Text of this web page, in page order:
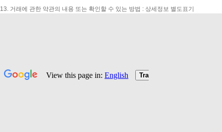
13. 거래에 관한 약관의 내용 또는 확인할 수 있는 방법 : 상세정보 별도표기